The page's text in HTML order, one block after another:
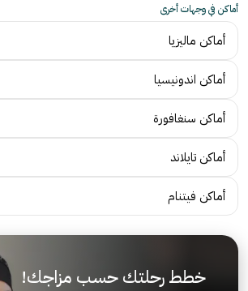
أماكن في وجهات أخرى
أماكن ماليزيا
أماكن اندونيسيا
أماكن سنغافورة
أماكن تايلاند
أماكن فيتنام
خطط رحلتك حسب مزاجك!